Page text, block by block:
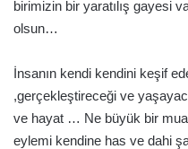
birimizin bir yaratılış gayesi
olsun…
İnsanın kendi kendini keşif
,gerçekleştireceği ve
ve hayat … Ne büyük bir
eylemi kendine has ve dahi